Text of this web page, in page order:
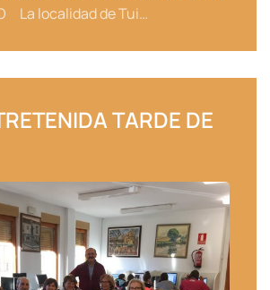
La localidad de Tui…
TARDE DE